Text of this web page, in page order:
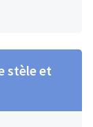
stèle et